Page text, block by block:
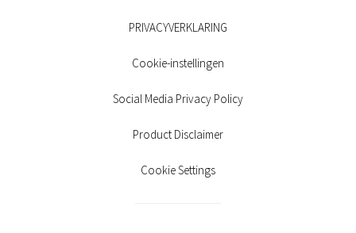
PRIVACYVERKLARING
Cookie-instellingen
Social Media Privacy Policy
Product Disclaimer
Cookie Settings